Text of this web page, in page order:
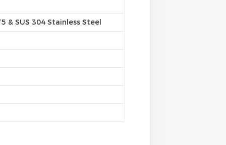
& SUS 304 Stainless Steel